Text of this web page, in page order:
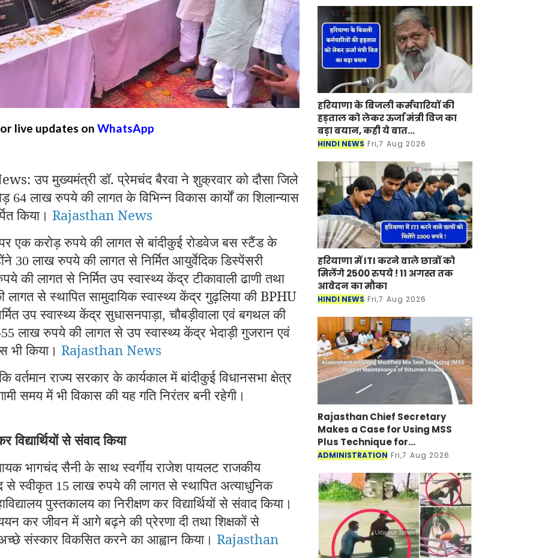
live updates on WhatsApp
उप मुख्यमंत्री डॉ. प्रेमचंद बैरवा ने शुक्रवार को दौसा जिले
64लाख रुपये की लागत के विभिन्न विकास कार्यों का शिलान्यास
किया। Rajasthan News
एक करोड़ रुपये की लागत से बांदीकुई रोडवेज बस स्टैंड के
30लाख रुपये की लागत से निर्मित आयुर्वेदिक डिस्पेंसरी
की लागत से निर्मित उप स्वास्थ्य केंद्र टीकावाली ढाणी तथा
से स्थापित सामुदायिक स्वास्थ्य केंद्र गुढ़लिया की BPHU
उप स्वास्थ्य केंद्र सुधासनपाड़ा,चौबड़ीवाला एवं बगथल की
55लाख रुपये की लागत से उप स्वास्थ्य केंद्र भेदाड़ी गुजरान एवं
भी किया। Rajasthan News
वर्तमान राज्य सरकार के कार्यकाल में बांदीकुई विधानसभा क्षेत्र
समय में भी विकास की यह गति निरंतर बनी रहेगी।
से संवाद किया
भागचंद सैनी के साथ स्वर्गीय राजेश पायलट राजकीय
से स्वीकृत 15लाख रुपये की लागत से स्थापित अत्याधुनिक
पुस्तकालय का निरीक्षण कर विद्यार्थियों से संवाद किया।
कर जीवन में आगे बढ़ने की प्रेरणा दी तथा शिक्षकों से
में अच्छे संस्कार विकसित करने का आह्वान किया। Rajasthan
लोकार्प
हरियाणा के बिजली कर्मचारियों की
हड़ताल को लेकर ऊर्जा मंत्री विज का
बड़ा बयान, कही ये बात...
HINDI NEWS Fri,7 Aug 2026
हरियाणा में ITI करने वाले छात्रों को
मिलेंगे 2500 रुपये ! 11 अगस्त तक
आवेदन का मौका
HINDI NEWS Fri,7 Aug 2026
Rajasthan Chief Secretary
Makes a Case for Using MSS
Plus Technique for
Maintenance of Bitumen Roads
ADMINISTRATION Fri,7 Aug 2026